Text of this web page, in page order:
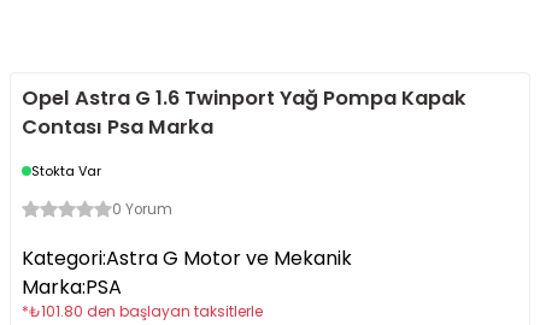
Opel Astra G 1.6 Twinport Yağ Pompa Kapak
Contası Psa Marka
Stokta Var
0 Yorum
Kategori:Astra G Motor ve Mekanik
Marka:PSA
*₺101.80 den başlayan taksitlerle